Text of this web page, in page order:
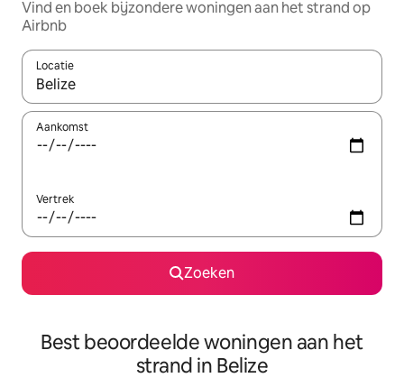
Vind en boek bijzondere woningen aan het strand op
Airbnb
Locatie
Wanneer er suggesties beschikbaar zijn, maak je een keuze
Aankomst
Vertrek
Zoeken
Best beoordeelde woningen aan het
strand in Belize